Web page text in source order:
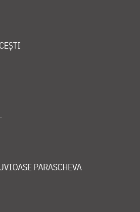
PARASCHEVA